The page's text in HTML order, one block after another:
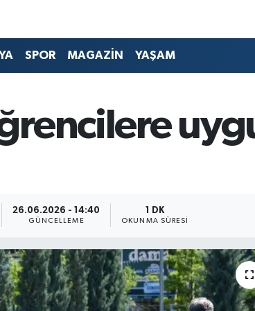
SPOR MAGAZİN YAŞAM
26.06.2026 - 14:40
GÜNCELLEME
1 DK
OKUNMA SÜRESI